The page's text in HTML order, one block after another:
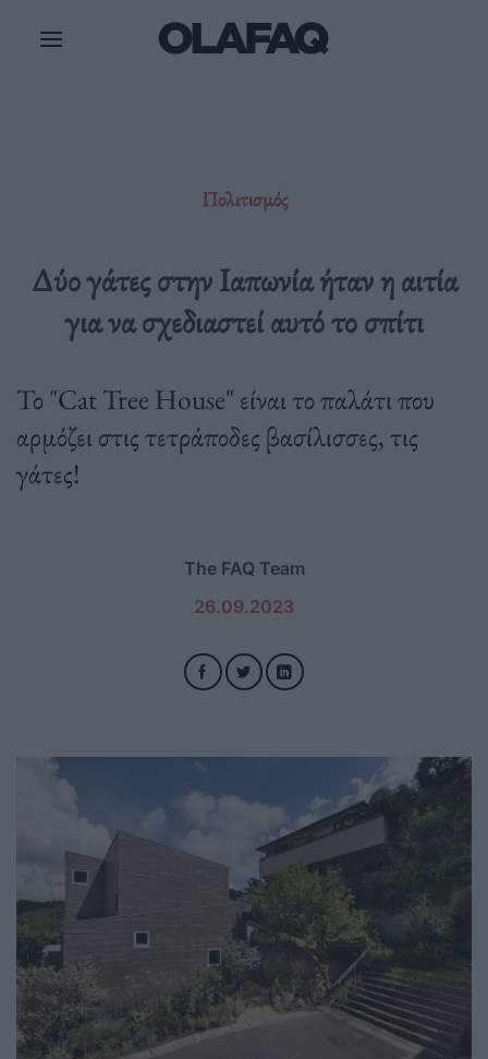
Πολιτισμός
Δύο γάτες στην Ιαπωνία ήταν η αιτία
για να σχεδιαστεί αυτό το σπίτι
Το "Cat Tree House" είναι το παλάτι που
αρμόζει στις τετράποδες βασίλισσες, τις
γάτες!
The FAQ Team
26.09.2023